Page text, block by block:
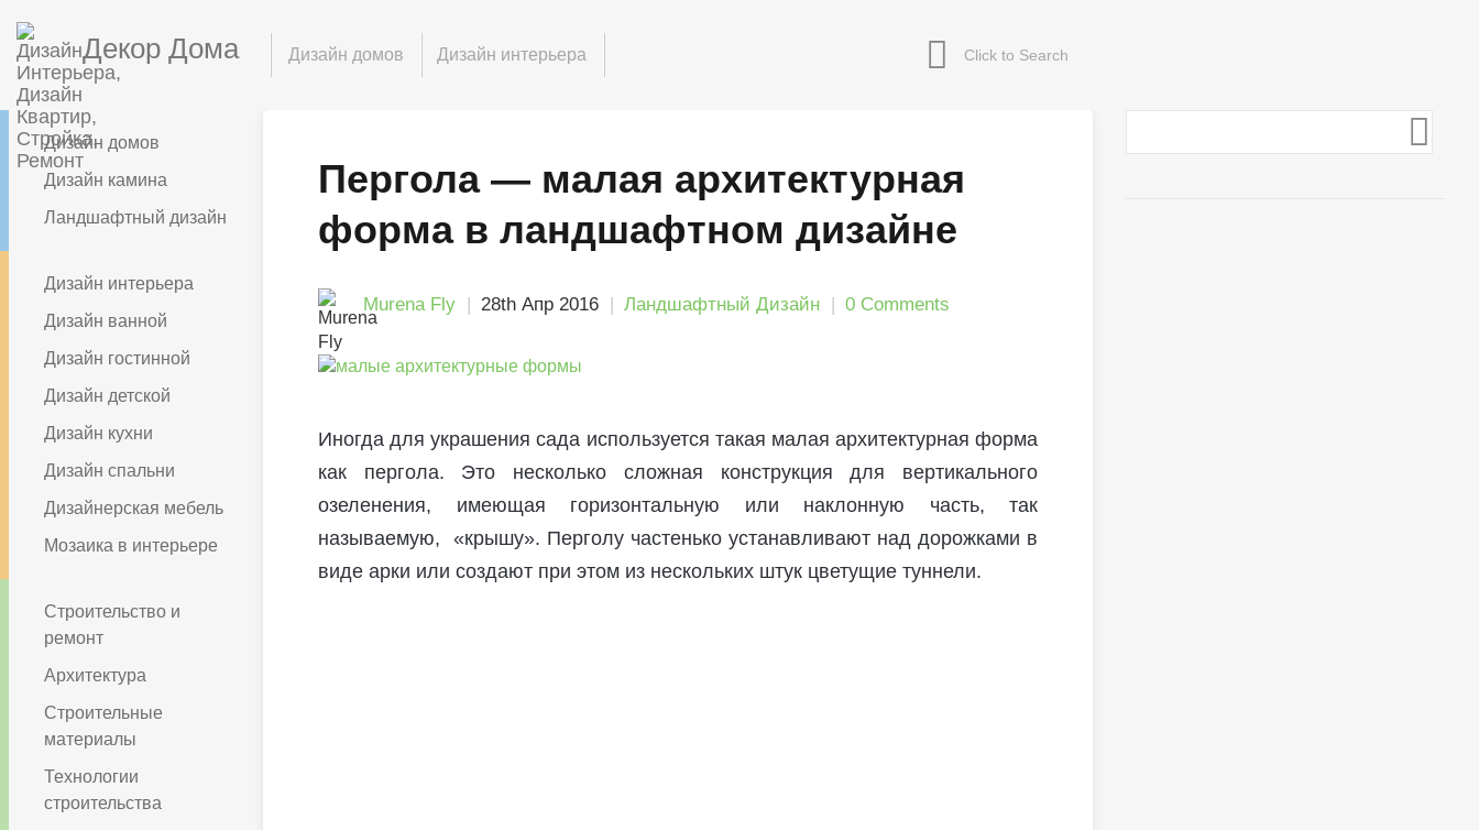
Декор Дома Дизайн домов Дизайн интерьера
Дизайн домов
Дизайн камина
Ландшафтный дизайн
Дизайн интерьера
Дизайн ванной
Дизайн гостинной
Дизайн детской
Дизайн кухни
Дизайн спальни
Дизайнерская мебель
Мозаика в интерьере
Строительство и
ремонт
Архитектура
Строительные
материалы
Технологии
строительства
Пергола — малая архитектурная
форма в ландшафтном дизайне
Murena Fly 28th Апр 2016 Ландшафтный Дизайн 0 Comments
Иногда для украшения сада используется такая малая архитектурная форма
как пергола. Это несколько сложная конструкция для вертикального
озеленения, имеющая горизонтальную или наклонную часть, так
называемую, «крышу». Перголу частенько устанавливают над дорожками в
виде арки или создают при этом из нескольких штук цветущие туннели.